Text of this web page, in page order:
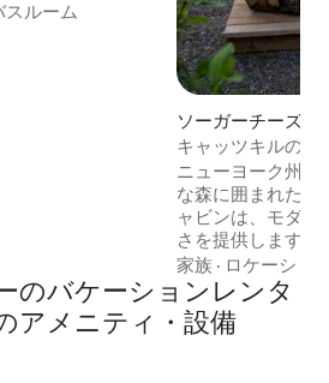
and spa-like
スルーム
ソーガーチーズの
ス
キャッツキルの豪
ウス｜ジャグジー
ニューヨーク州ソ
な森に囲まれたこ
ャビンは、モダン
さを提供します。
ずか10分、ニュー
エーカーのプラ
す。アクセスも
イーンカスパー
家族 · ロケーショ
のバケーションレンタ
アメニティ・設備